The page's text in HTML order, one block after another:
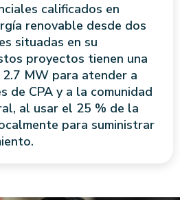
calificados en
renovable desde dos
situadas en su
proyectos tienen una
MW para atender a
de CPA y a la comunidad
al usar el 25 % de la
para suministrar